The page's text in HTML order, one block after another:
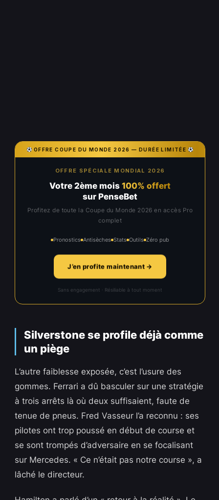
OFFRE COUPE DU MONDE 2026 — DURÉE LIMITÉE
OFFRE SPÉCIALE MONDIAL 2026
Votre 2ème mois 100% offert
sur PenseBet
Profitez de toute la Coupe du Monde 2026 en accès Pro
complet
Pronostics Antisèches Stats Outils Zéro pub
J’en profite maintenant →
Sans engagement · Résiliable à tout moment
Silverstone se profile déjà comme
un piège
L’autre faiblesse exposée, c’est l’usure des
gommes. Ferrari a dû basculer sur une stratégie
à trois arrêts là où deux suffisaient, faute de
tenue de pneus. Fred Vasseur l’a reconnu : ses
pilotes ont trop poussé en début de course et
se sont trompés d’adversaire en se focalisant
sur Mercedes. « Ce n’était pas notre course », a
lâché le directeur.